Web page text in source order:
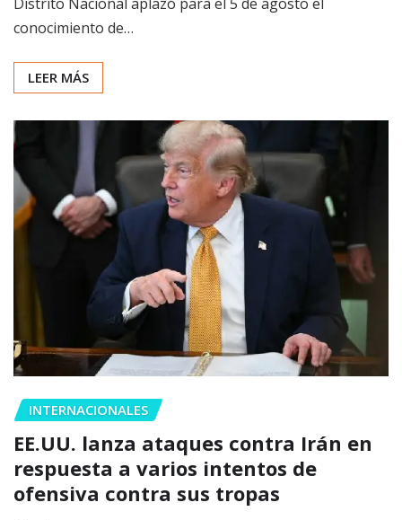
conocimiento de…
LEER MÁS
INTERNACIONALES
EE.UU. lanza ataques contra Irán en
respuesta a varios intentos de
ofensiva contra sus tropas